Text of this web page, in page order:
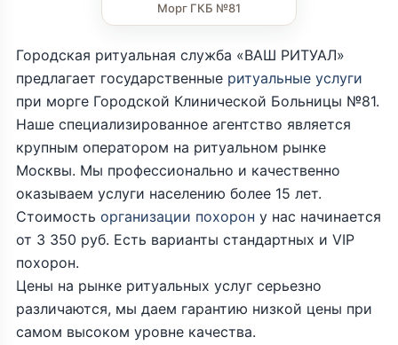
Морг ГКБ №81
Городская ритуальная служба «ВАШ РИТУАЛ»
предлагает государственные ритуальные услуги
при морге Городской Клинической Больницы №81.
Наше специализированное агентство является
крупным оператором на ритуальном рынке
Москвы. Мы профессионально и качественно
оказываем услуги населению более 15 лет.
Стоимость организации похорон у нас начинается
от 3 350 руб. Есть варианты стандартных и VIP
похорон.
Цены на рынке ритуальных услуг серьезно
различаются, мы даем гарантию низкой цены при
самом высоком уровне качества.